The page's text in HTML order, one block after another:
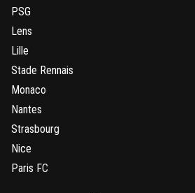
PSG
Lens
Lille
Stade Rennais
Monaco
Nantes
Strasbourg
Nice
Paris FC